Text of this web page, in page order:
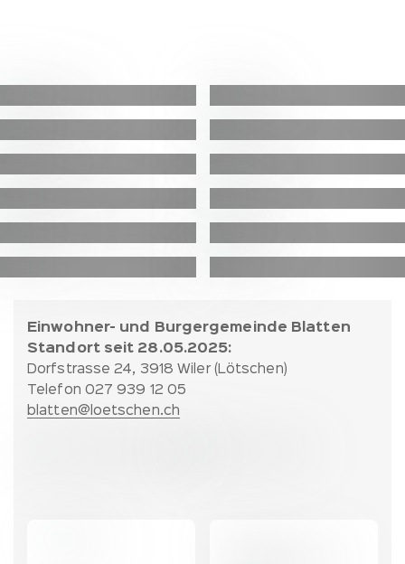
Fussbereich:
Kontakt
und
Partner
Einwohner- und Burgergemeinde Blatten
Standort seit 28.05.2025:
Dorfstrasse 24, 3918 Wiler (Lötschen)
Telefon 027 939 12 05
blatten@loetschen.ch